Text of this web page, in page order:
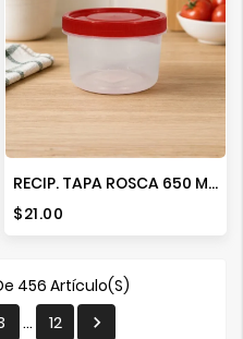
RECIP. TAPA ROSCA 650 ML. C/TAPA
Precio
$21.00
456 Artículo(s)
… 12 